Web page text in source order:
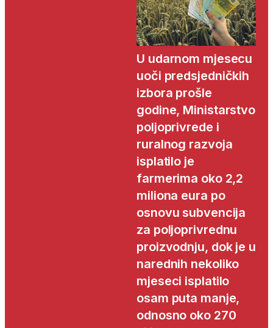
U udarnom mjesecu
uoči predsjedničkih
izbora prošle
godine, Ministarstvo
poljoprivrede i
ruralnog razvoja
isplatilo je
farmerima oko 2,2
miliona eura po
osnovu subvencija
za poljoprivrednu
proizvodnju, dok je u
narednih nekoliko
mjeseci isplatilo
osam puta manje,
odnosno oko 270